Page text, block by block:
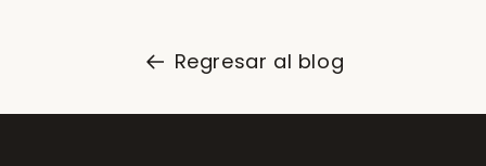
Regresar al blog